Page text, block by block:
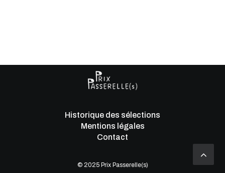
Historique des sélections
Mentions légales
Contact
© 2025 Prix Passerelle(s)